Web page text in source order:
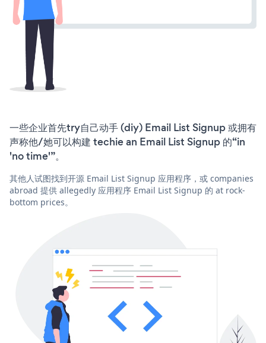
一些企业首先try自己动手 (diy) Email List Signup 或拥有
声称他/她可以构建 techie an Email List Signup 的“in
'no time'”。
其他人试图找到开源 Email List Signup 应用程序，或 companies
abroad 提供 allegedly 应用程序 Email List Signup 的 at rock-
bottom prices。